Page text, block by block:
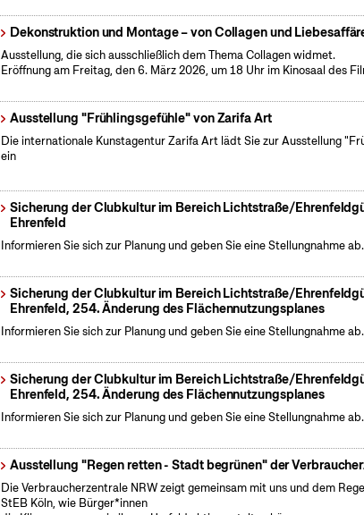
Dekonstruktion und Montage – von Collagen und
Ausstellung, die sich ausschließlich dem Thema Collagen widmet.
Eröffnung am Freitag, den 6. März 2026, um 18 Uhr im Kinosaal des
Ausstellung "Frühlingsgefühle" von Zarifa Art
Die internationale Kunstagentur Zarifa Art lädt Sie zur Ausstellung
ein
Sicherung der Clubkultur im Bereich Lichtstraße/
Ehrenfeld
Informieren Sie sich zur Planung und geben Sie eine Stellungnahme ab.
Sicherung der Clubkultur im Bereich Lichtstraße/
Ehrenfeld, 254. Änderung des Flächennutzungsplanes
Informieren Sie sich zur Planung und geben Sie eine Stellungnahme ab.
Sicherung der Clubkultur im Bereich Lichtstraße/
Ehrenfeld, 254. Änderung des Flächennutzungsplanes
Informieren Sie sich zur Planung und geben Sie eine Stellungnahme ab.
Ausstellung "Regen retten - Stadt begrünen" der
Die Verbraucherzentrale NRW zeigt gemeinsam mit uns und dem
StEB Köln, wie Bürger*innen